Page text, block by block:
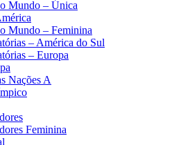
Mundo – Única
Mundo – Feminina
– América do Sul
– Europa
Nações A
Feminina